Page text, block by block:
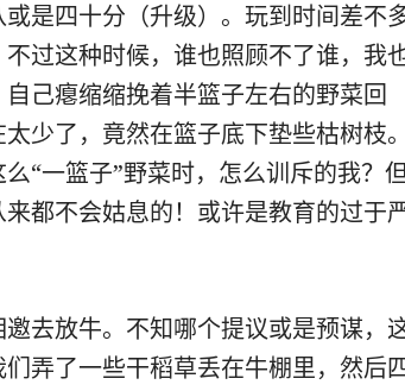
是四十分（升级）。玩到时间差不
过这种时候，谁也照顾不了谁，我
己瘪缩缩挽着半篮子左右的野菜回
少了，竟然在篮子底下垫些枯树枝。
“一篮子”野菜时，怎么训斥的我？
都不会姑息的！或许是教育的过于
去放牛。不知哪个提议或是预谋，
弄了一些干稻草丢在牛棚里，然后